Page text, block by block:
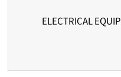
ELECTRICAL